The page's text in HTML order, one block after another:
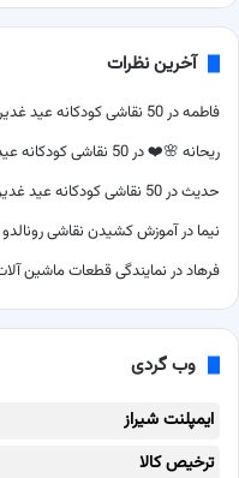
آخرین نظرات
فاطمهدر 50 نقاشی کودکانه عید غدیر خم سخت و آسان و برای رنگ آمیزی
ریحانه 🌸❤️در 50 نقاشی کودکانه عید غدیر خم سخت و آسان و برای رنگ آمیزی
حدیثدر 50 نقاشی کودکانه عید غدیر خم سخت و آسان و برای رنگ آمیزی
نیما درآموزش کشیدن نقاشی
فرهاددر نمایندگی قطعات ماشین
وب گردی
ایمپلنت شیراز
ترخیص کالا